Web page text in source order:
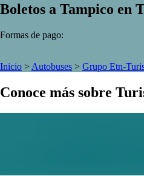
Boletos a Tampico en
Formas de pago:
Inicio > Autobuses > Grupo Etn-
Conoce más sobre